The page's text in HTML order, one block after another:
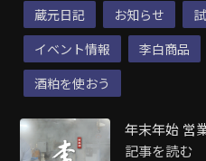
蔵元日記 お知らせ
イベント情報
李白商品
酒粕を使おう
年末年始 営
記事を読む